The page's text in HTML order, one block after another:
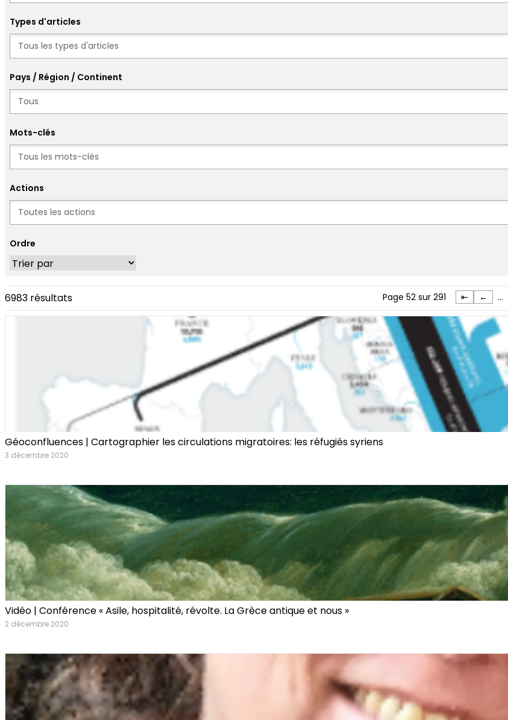
Types d'articles
Types d'articles
Pays / Région / Continent
Mots-clés
Mots-clés
Actions
Actions
Ordre
6983 résultats Page 52 sur 291 ⇤ ← …
Géoconfluences | Cartographier les circulations migratoires: les réfugiés syriens
3 décembre 2020
Vidéo | Conférence « Asile, hospitalité, révolte. La Grèce antique et nous »
2 décembre 2020